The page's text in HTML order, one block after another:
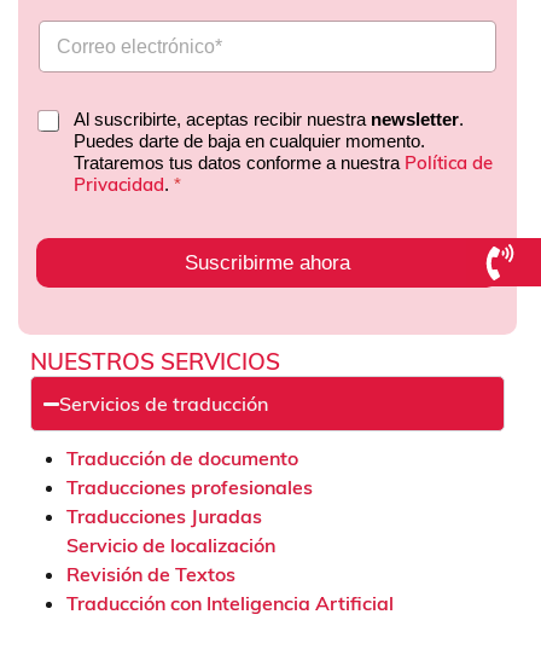
Al suscribirte, aceptas recibir nuestra newsletter.
Puedes darte de baja en cualquier momento.
Trataremos tus datos conforme a nuestra Política de
Privacidad. *
Suscribirme ahora
NUESTROS SERVICIOS
Servicios de traducción
Traducción de documento
Traducciones profesionales
Traducciones Juradas
Servicio de localización
Revisión de Textos
Traducción con Inteligencia Artificial